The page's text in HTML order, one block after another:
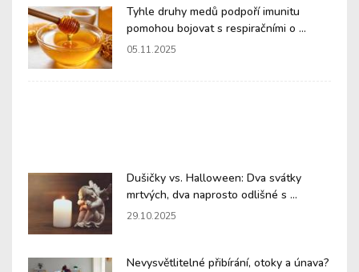
Tyhle druhy medů podpoří imunitu
pomohou bojovat s respiračními o ...
05.11.2025
Dušičky vs. Halloween: Dva svátky
mrtvých, dva naprosto odlišné s ...
29.10.2025
Nevysvětlitelné přibírání, otoky a únava?